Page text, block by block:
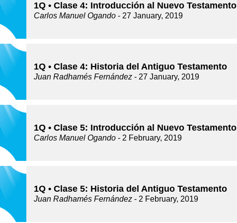
1Q • Clase 4: Introducción al Nuevo Testamento
Carlos Manuel Ogando - 27 January, 2019
1Q • Clase 4: Historia del Antiguo Testamento
Juan Radhamés Fernández - 27 January, 2019
1Q • Clase 5: Introducción al Nuevo Testamento
Carlos Manuel Ogando - 2 February, 2019
1Q • Clase 5: Historia del Antiguo Testamento
Juan Radhamés Fernández - 2 February, 2019